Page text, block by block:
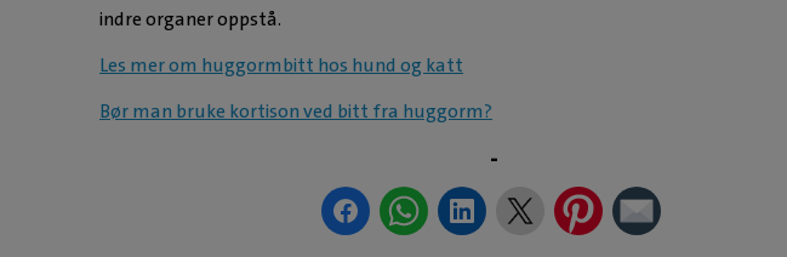
indre organer oppstå.
Les mer om huggormbitt hos hund og katt
Bør man bruke kortison ved bitt fra huggorm?
-